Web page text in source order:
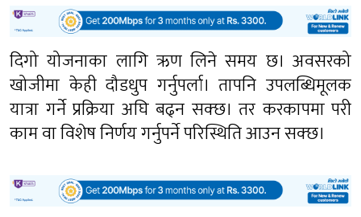
दिगो योजनाका लागि ऋण लिने समय छ। अवसरको
खोजीमा केही दौडधुप गर्नुपर्ला। तापनि उपलब्धिमूलक
यात्रा गर्ने प्रक्रिया अघि बढ्न सक्छ। तर करकापमा परी
काम वा विशेष निर्णय गर्नुपर्ने परिस्थिति आउन सक्छ।